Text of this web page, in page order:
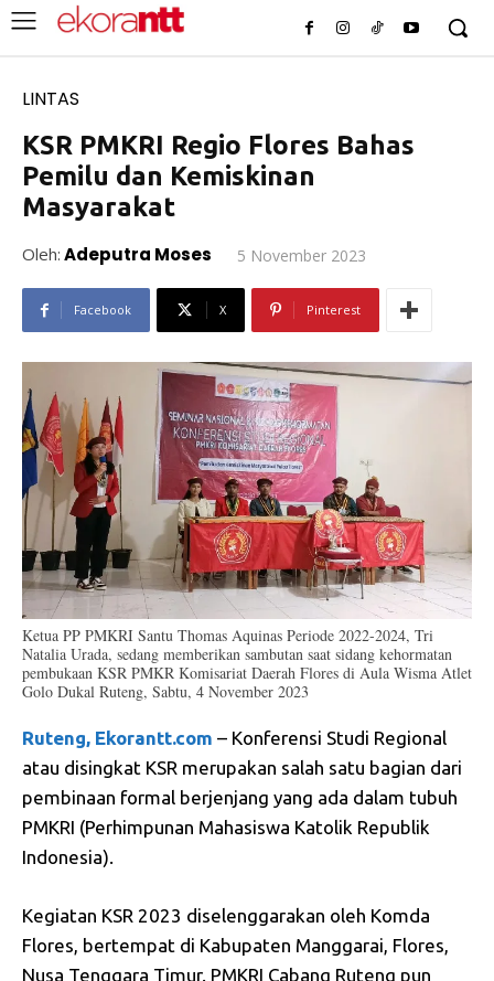
LINTAS
KSR PMKRI Regio Flores Bahas
Pemilu dan Kemiskinan
Masyarakat
Oleh: Adeputra Moses 5 November 2023
Facebook X Pinterest
Ketua PP PMKRI Santu Thomas Aquinas Periode 2022-2024, Tri
Natalia Urada, sedang memberikan sambutan saat sidang kehormatan
pembukaan KSR PMKR Komisariat Daerah Flores di Aula Wisma Atlet
Golo Dukal Ruteng, Sabtu, 4 November 2023
Ruteng, Ekorantt.com – Konferensi Studi Regional
atau disingkat KSR merupakan salah satu bagian dari
pembinaan formal berjenjang yang ada dalam tubuh
PMKRI (Perhimpunan Mahasiswa Katolik Republik
Indonesia).
Kegiatan KSR 2023 diselenggarakan oleh Komda
Flores, bertempat di Kabupaten Manggarai, Flores,
Nusa Tenggara Timur. PMKRI Cabang Ruteng pun